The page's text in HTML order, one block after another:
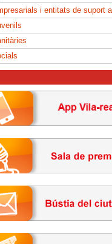
i entitats de suport